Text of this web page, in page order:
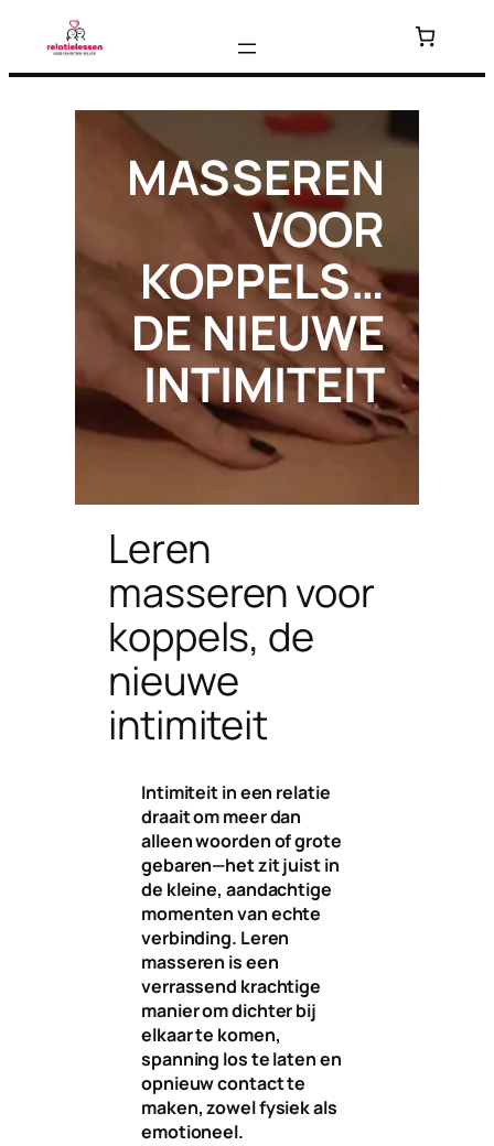
naar
de
MASSEREN
VOOR
KOPPELS…
DE NIEUWE
INTIMITEIT
Leren
masseren voor
koppels, de
nieuwe
intimiteit
Intimiteit in een relatie
draait om meer dan
alleen woorden of grote
gebaren—het zit juist in
de kleine, aandachtige
momenten van echte
verbinding. Leren
masseren is een
verrassend krachtige
manier om dichter bij
elkaar te komen,
spanning los te laten en
opnieuw contact te
maken, zowel fysiek als
emotioneel.